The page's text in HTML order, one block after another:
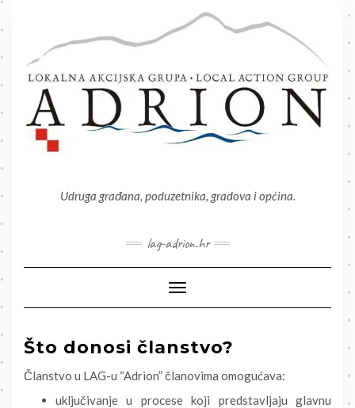
Skip
Udruga građana, poduzetnika, gradova i općina.
lag-adrion.hr
Toggle Navigation
Što donosi članstvo?
Članstvo u LAG-u “Adrion” članovima omogućava:
uključivanje u procese koji predstavljaju glavnu